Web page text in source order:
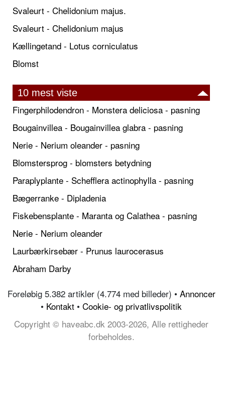
Svaleurt - Chelidonium majus.
Svaleurt - Chelidonium majus
Kællingetand - Lotus corniculatus
Blomst
10 mest viste
Fingerphilodendron - Monstera deliciosa - pasning
Bougainvillea - Bougainvillea glabra - pasning
Nerie - Nerium oleander - pasning
Blomstersprog - blomsters betydning
Paraplyplante - Schefflera actinophylla - pasning
Bægerranke - Dipladenia
Fiskebensplante - Maranta og Calathea - pasning
Nerie - Nerium oleander
Laurbærkirsebær - Prunus laurocerasus
Abraham Darby
Foreløbig 5.382 artikler (4.774 med billeder) • Annoncer
• Kontakt • Cookie- og privatlivspolitik
Copyright © haveabc.dk 2003-2026, Alle rettigheder
forbeholdes.